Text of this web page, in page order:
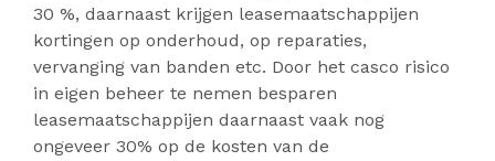
30 %, daarnaast krijgen leasemaatschappijen
kortingen op onderhoud, op reparaties,
vervanging van banden etc. Door het casco risico
in eigen beheer te nemen besparen
leasemaatschappijen daarnaast vaak nog
ongeveer 30% op de kosten van de